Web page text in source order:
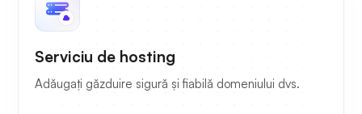
Serviciu de hosting
Adăugați găzduire sigură și fiabilă domeniului dvs.